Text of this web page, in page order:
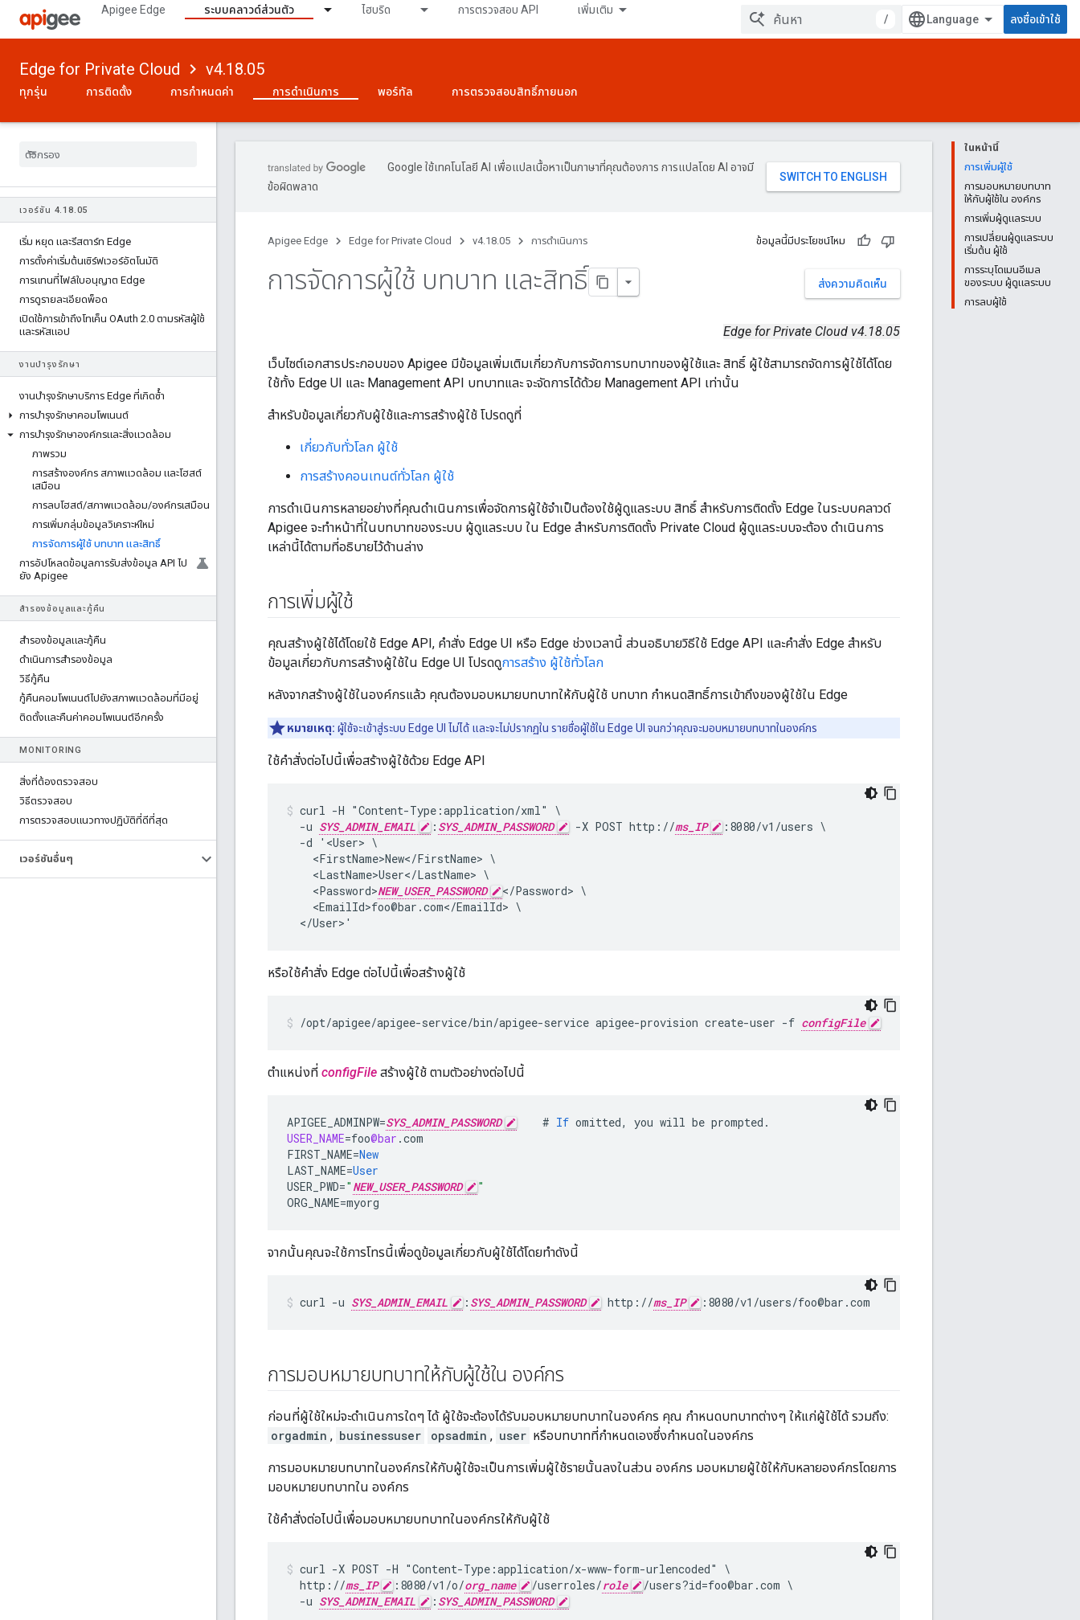
Apigee Edge ระบบคลาวด์ส่วนตัว ไฮบริด การตรวจสอบ API เพิ่มเติม
/ ลงชื่อเข้าใช้
Edge for Private Cloud v4.18.05
ทุกรุ่น การติดตั้ง การกำหนดค่า การดำเนินการ พอร์ทัล การตรวจสอบสิทธิ์ภายนอก
เวอร์ชัน 4.18.05
เริ่ม หยุด และรีสตาร์ท Edge
การตั้งค่าเริ่มต้นเซิร์ฟเวอร์อัตโนมัติ
การแทนที่ไฟล์ใบอนุญาต Edge
การดูรายละเอียดพ็อด
เปิดใช้การเข้าถึงโทเค็น OAuth 2.0 ตามรหัสผู้ใช้
และรหัสแอป
งานบํารุงรักษา
งานบํารุงรักษาบริการ Edge ที่เกิดซ้ํา
การบํารุงรักษาคอมโพเนนต์
การบํารุงรักษาองค์กรและสิ่งแวดล้อม
ภาพรวม
การสร้างองค์กร สภาพแวดล้อม และโฮสต์
เสมือน
การลบโฮสต์/สภาพแวดล้อม/องค์กรเสมือน
การเพิ่มกลุ่มข้อมูลวิเคราะห์ใหม่
การจัดการผู้ใช้ บทบาท และสิทธิ์
การอัปโหลดข้อมูลการรับส่งข้อมูล API ไป
ยัง Apigee
สำรองข้อมูลและกู้คืน
สำรองข้อมูลและกู้คืน
ดําเนินการสํารองข้อมูล
วิธีกู้คืน
กู้คืนคอมโพเนนต์ไปยังสภาพแวดล้อมที่มีอยู่
ติดตั้งและคืนค่าคอมโพเนนต์อีกครั้ง
MONITORING
สิ่งที่ต้องตรวจสอบ
วิธีตรวจสอบ
การตรวจสอบแนวทางปฏิบัติที่ดีที่สุด
เวอร์ชันอื่นๆ
ในหน้านี้
การเพิ่มผู้ใช้
การมอบหมายบทบาท
ให้กับผู้ใช้ใน องค์กร
การเพิ่มผู้ดูแลระบบ
การเปลี่ยนผู้ดูแลระบบ
เริ่มต้น ผู้ใช้
การระบุโดเมนอีเมล
ของระบบ ผู้ดูแลระบบ
การลบผู้ใช้
Google ใช้เทคโนโลยี AI เพื่อแปลเนื้อหาเป็นภาษาที่คุณต้องการ การแปลโดย AI อาจมี
ข้อผิดพลาด
Apigee Edge Edge for Private Cloud v4.18.05 การดำเนินการ ข้อมูลนี้มีประโยชน์ไหม
ส่งความคิดเห็น
การจัดการผู้ใช้ บทบาท และสิทธิ์
Edge for Private Cloud v4.18.05
เว็บไซต์เอกสารประกอบของ Apigee มีข้อมูลเพิ่มเติมเกี่ยวกับการจัดการบทบาทของผู้ใช้และ สิทธิ์ ผู้ใช้สามารถจัดการผู้ใช้ได้โดย
ใช้ทั้ง Edge UI และ Management API บทบาทและ จะจัดการได้ด้วย Management API เท่านั้น
สำหรับข้อมูลเกี่ยวกับผู้ใช้และการสร้างผู้ใช้ โปรดดูที่
เกี่ยวกับทั่วโลก ผู้ใช้
การสร้างคอนเทนต์ทั่วโลก ผู้ใช้
การดำเนินการหลายอย่างที่คุณดำเนินการเพื่อจัดการผู้ใช้จำเป็นต้องใช้ผู้ดูแลระบบ สิทธิ์ สำหรับการติดตั้ง Edge ในระบบคลาวด์
Apigee จะทำหน้าที่ในบทบาทของระบบ ผู้ดูแลระบบ ใน Edge สำหรับการติดตั้ง Private Cloud ผู้ดูแลระบบจะต้อง ดำเนินการ
เหล่านี้ได้ตามที่อธิบายไว้ด้านล่าง
การเพิ่มผู้ใช้
คุณสร้างผู้ใช้ได้โดยใช้ Edge API, คำสั่ง Edge UI หรือ Edge ช่วงเวลานี้ ส่วนอธิบายวิธีใช้ Edge API และคำสั่ง Edge สำหรับ
ข้อมูลเกี่ยวกับการสร้างผู้ใช้ใน Edge UI โปรดดูการสร้าง ผู้ใช้ทั่วโลก
หลังจากสร้างผู้ใช้ในองค์กรแล้ว คุณต้องมอบหมายบทบาทให้กับผู้ใช้ บทบาท กำหนดสิทธิ์การเข้าถึงของผู้ใช้ใน Edge
หมายเหตุ: ผู้ใช้จะเข้าสู่ระบบ Edge UI ไม่ได้ และจะไม่ปรากฏใน รายชื่อผู้ใช้ใน Edge UI จนกว่าคุณจะมอบหมายบทบาทในองค์กร
ใช้คำสั่งต่อไปนี้เพื่อสร้างผู้ใช้ด้วย Edge API
curl -H "Content-Type:application/xml" \
  -u
SYS_ADMIN_EMAIL : SYS_ADMIN_PASSWORD -X POST http://ms_IP
:8080/v1/users \
  -d '<User> \
    <FirstName>New</FirstName> \
    <LastName>User</LastName> \
    <Password>
NEW_USER_PASSWORD
</Password> \
    <EmailId>foo@bar.com</EmailId> \
  </User>'
หรือใช้คำสั่ง Edge ต่อไปนี้เพื่อสร้างผู้ใช้
/opt/apigee/apigee-service/bin/apigee-service apigee-provision create-user -f configFile
ตำแหน่งที่ configFile สร้างผู้ใช้ ตามตัวอย่างต่อไปนี้
APIGEE_ADMINPW=SYS_ADMIN_PASSWORD # If omitted, you will be prompted .
USER_NAME=foo@bar .com
FIRST_NAME=New
LAST_NAME=User
USER_PWD=" NEW_USER_PASSWORD
"
ORG_NAME=myorg
จากนั้นคุณจะใช้การโทรนี้เพื่อดูข้อมูลเกี่ยวกับผู้ใช้ได้โดยทำดังนี้
curl -u SYS_ADMIN_EMAIL : SYS_ADMIN_PASSWORD http://ms_IP :8080/v1/users/foo@bar.com
การมอบหมายบทบาทให้กับผู้ใช้ใน องค์กร
ก่อนที่ผู้ใช้ใหม่จะดำเนินการใดๆ ได้ ผู้ใช้จะต้องได้รับมอบหมายบทบาทในองค์กร คุณ กำหนดบทบาทต่างๆ ให้แก่ผู้ใช้ได้ รวมถึง:
orgadmin , businessuser opsadmin , user หรือบทบาทที่กำหนดเองซึ่งกำหนดในองค์กร
การมอบหมายบทบาทในองค์กรให้กับผู้ใช้จะเป็นการเพิ่มผู้ใช้รายนั้นลงในส่วน องค์กร มอบหมายผู้ใช้ให้กับหลายองค์กรโดยการ
มอบหมายบทบาทใน องค์กร
ใช้คำสั่งต่อไปนี้เพื่อมอบหมายบทบาทในองค์กรให้กับผู้ใช้
curl -X POST -H "Content-Type:application/x-www-form-urlencoded" \
  http://
ms_IP :8080/v1/o/org_name /userroles/role
/users?id=foo@bar.com \
  -u
SYS_ADMIN_EMAIL : SYS_ADMIN_PASSWORD